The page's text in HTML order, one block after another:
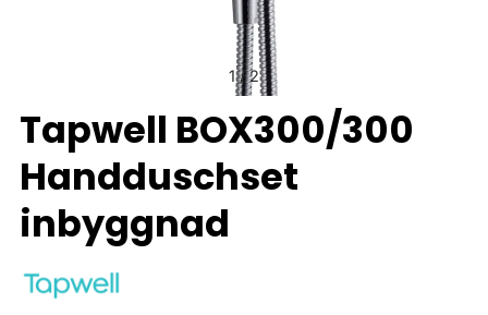
1/2
Tapwell BOX300/300
Handduschset
inbyggnad